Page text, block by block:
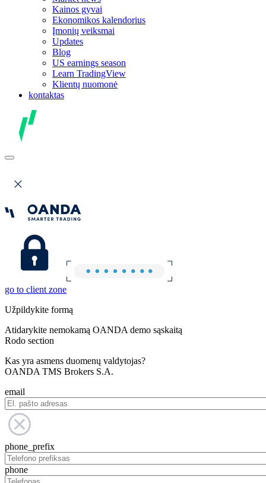
Kainos gyvai
Ekonomikos kalendorius
Įmonių veiksmai
Updates
Blog
US earnings season
Learn TradingView
Klientų nuomonė
kontaktas
go to client zone
Užpildykite formą
Atidarykite nemokamą OANDA demo sąskaitą
Rodo section
Kas yra asmens duomenų valdytojas?
OANDA TMS Brokers S.A.
email
phone_prefix
phone